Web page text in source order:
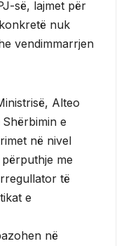
së, lajmet për
nuk
vendimmarrjen
Alteo
e
në nivel
me
të
e
në